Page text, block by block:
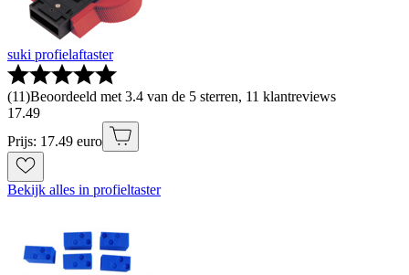
suki profielaftaster
(11)Beoordeeld met 3.4 van de 5 sterren, 11 klantreviews
17.49
Prijs: 17.49 euro
Bekijk alles in profieltaster